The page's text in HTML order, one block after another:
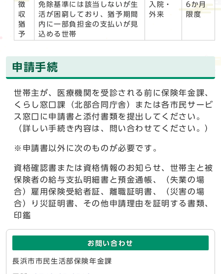
徴
収
猶
予
免除基準には該当しないが生
活が困窮しており、猶予期間
内に一部負担金の支払いが見
込める世帯
入院・
外来
6か月
限度
申請手続
世帯主が、医療機関を受診される前に保険年金課、
くらし窓口課（北部合同庁舎）または各市民サービ
ス窓口に申請書と添付書類を提出してください。
（詳しい手続き内容は、問い合わせてください。）
※申請書以外に次のものが必要です。
資格確認書または資格情報のお知らせ、世帯主と被
保険者の給与支払明細書と預金通帳、（失業の場
合）雇用保険受給者証、離職証明書、（災害の場
合）り災証明書、その他申請理由を証明する書類、
印鑑
お問い合わせ
長浜市市民生活部保険年金課